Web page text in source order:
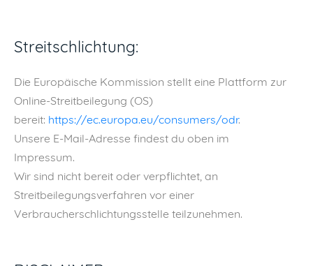
Streitschlichtung:
Die Europäische Kommission stellt eine Plattform zur
Online-Streitbeilegung (OS)
bereit: https://ec.europa.eu/consumers/odr.
Unsere E-Mail-Adresse findest du oben im
Impressum.
Wir sind nicht bereit oder verpflichtet, an
Streitbeilegungsverfahren vor einer
Verbraucherschlichtungsstelle teilzunehmen.